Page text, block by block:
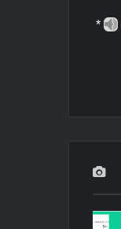
*